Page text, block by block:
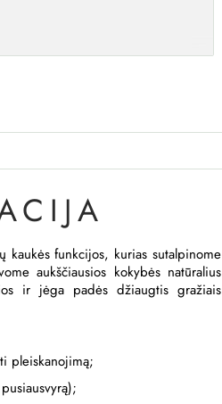
kaukės funkcijos, kurias sutalpinome
aukščiausios kokybės natūralius
ir jėga padės džiaugtis gražiais
pleiskanojimą;